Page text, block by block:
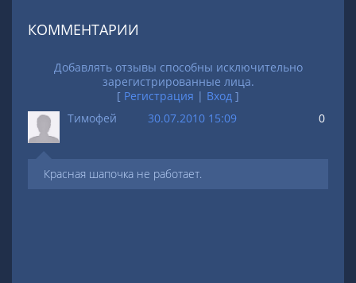
КОММЕНТАРИИ
Добавлять отзывы способны исключительно
зарегистрированные лица.
[ Регистрация | Вход ]
0
Тимофей 30.07.2010 15:09
Красная шапочка не работает.